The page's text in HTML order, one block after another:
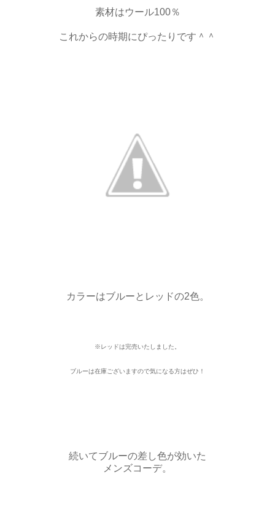
素材はウール100％
これからの時期にぴったりです＾＾
カラーはブルーとレッドの2色。
※レッドは完売いたしました。
ブルーは在庫ございますので気になる方はぜひ！
続いてブルーの差し色が効いた
メンズコーデ。